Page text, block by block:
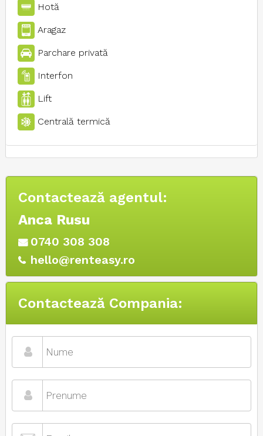
Hotă
Aragaz
Parchare privată
Interfon
Lift
Centrală termică
Contactează agentul:
Anca Rusu
0740 308 308
hello@renteasy.ro
Contactează Compania: